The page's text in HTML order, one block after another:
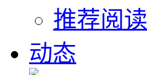
推荐阅读
动态